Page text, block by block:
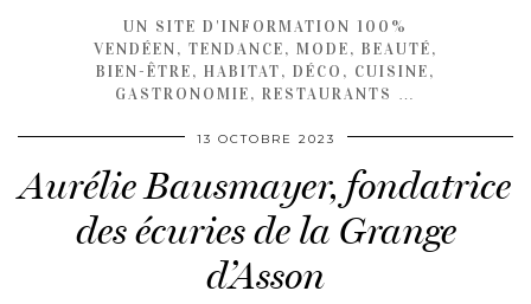
UN SITE D'INFORMATION 100%
VENDÉEN, TENDANCE, MODE, BEAUTÉ,
BIEN-ÊTRE, HABITAT, DÉCO, CUISINE,
GASTRONOMIE, RESTAURANTS …
13 OCTOBRE 2023
Aurélie Bausmayer, fondatrice
des écuries de la Grange
d’Asson